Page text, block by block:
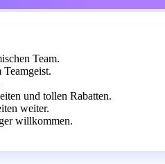
Team.
und tollen Rabatten.
weiter.
willkommen.